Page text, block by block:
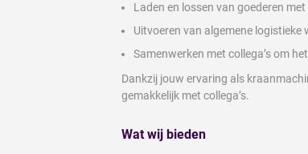
Laden en lossen van goederen
Uitvoeren van algemene logistieke
Samenwerken met collega’s om
Dankzij jouw ervaring als
gemakkelijk met collega’s.
Wat wij bieden